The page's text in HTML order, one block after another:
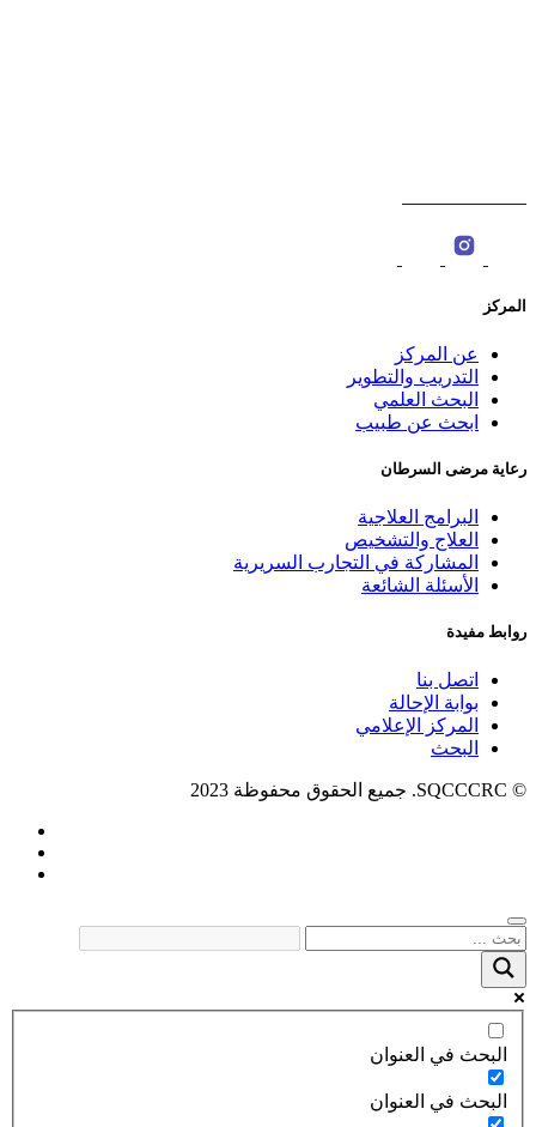
المركز
عن المركز
التدريب والتطوير
البحث العلمي
ابحث عن طبيب
رعاية مرضى السرطان
البرامج العلاجية
العلاج والتشخيص
المشاركة في التجارب السريرية
الأسئلة الشائعة
روابط مفيدة
اتصل بنا
بوابة الإحالة
المركز الإعلامي
البحث
© SQCCCRC. جميع الحقوق محفوظة 2023
البحث في العنوان
البحث في العنوان